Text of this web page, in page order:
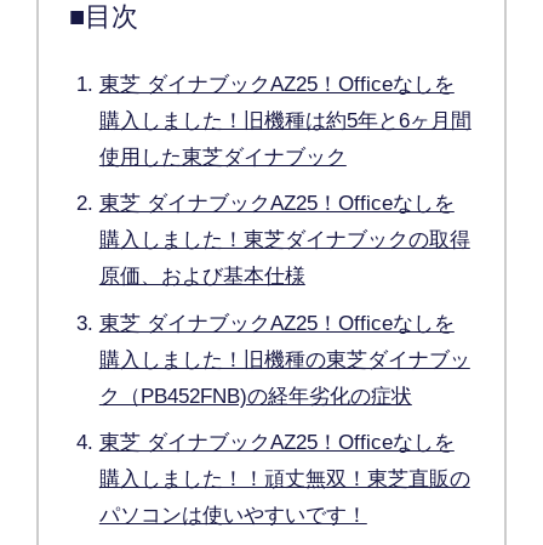
■目次
東芝 ダイナブックAZ25！Officeなしを
購入しました！旧機種は約5年と6ヶ月間
使用した東芝ダイナブック
東芝 ダイナブックAZ25！Officeなしを
購入しました！東芝ダイナブックの取得
原価、および基本仕様
東芝 ダイナブックAZ25！Officeなしを
購入しました！旧機種の東芝ダイナブッ
ク（PB452FNB)の経年劣化の症状
東芝 ダイナブックAZ25！Officeなしを
購入しました！！頑丈無双！東芝直販の
パソコンは使いやすいです！